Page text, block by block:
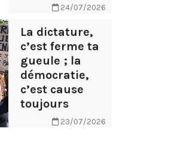
24/07/2026
La dictature,
c’est ferme ta
gueule ; la
démocratie,
c’est cause
toujours
23/07/2026